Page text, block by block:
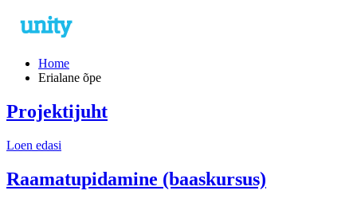
Home
Erialane õpe
Projektijuht
Loen edasi
Raamatupidamine (baaskursus)